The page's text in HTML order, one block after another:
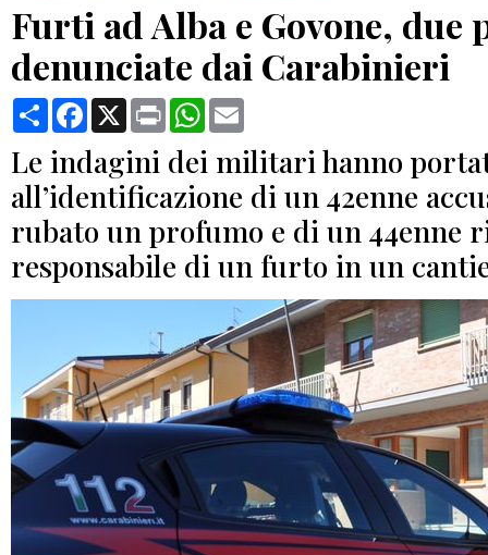
Furti ad Alba e Govone, due
denunciate dai Carabinieri
CondividiFacebook
X Print WhatsApp
Le indagini dei militari hanno
all’identificazione di un 42enne
rubato un profumo e di un 44enne
responsabile di un furto in un